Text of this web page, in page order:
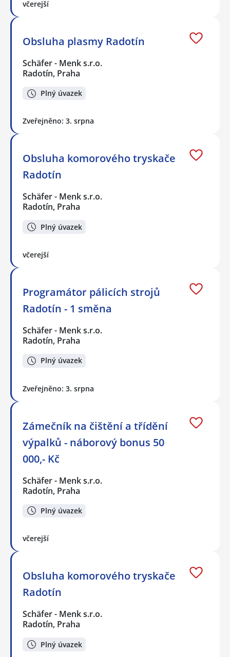
včerejší
Obsluha plasmy Radotín
Schäfer - Menk s.r.o.
Radotín, Praha
Plný úvazek
Zveřejněno: 3. srpna
Obsluha komorového tryskače
Radotín
Schäfer - Menk s.r.o.
Radotín, Praha
Plný úvazek
včerejší
Programátor pálicích strojů
Radotín - 1 směna
Schäfer - Menk s.r.o.
Radotín, Praha
Plný úvazek
Zveřejněno: 3. srpna
Zámečník na čištění a třídění
výpalků - náborový bonus 50
000,- Kč
Schäfer - Menk s.r.o.
Radotín, Praha
Plný úvazek
včerejší
Obsluha komorového tryskače
Radotín
Schäfer - Menk s.r.o.
Radotín, Praha
Plný úvazek